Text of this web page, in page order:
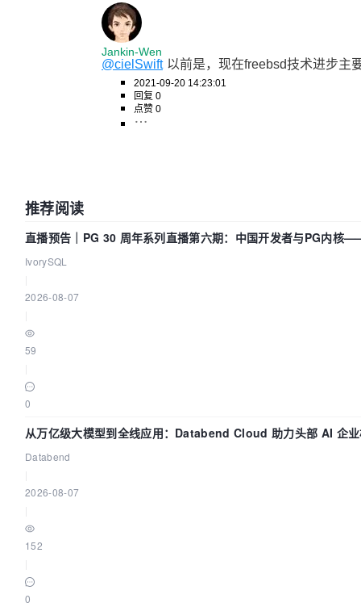
Jankin-Wen
@cielSwift 以前是，现在freebsd技术进步主
2021-09-20 14:23:01
回复 0
点赞 0
推荐阅读
直播预告｜PG 30 周年系列直播第六期：中国开发者与PG内核
IvorySQL
2026-08-07
59
0
从万亿级大模型到全线应用：Databend Cloud 助力头部 AI 企
Databend
2026-08-07
152
0